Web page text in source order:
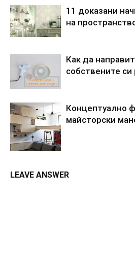
11 доказани
на
Как да
собствените
Концептуално
майсторски
LEAVE ANSWER